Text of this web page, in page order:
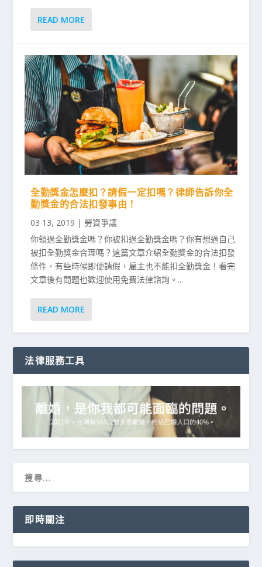
READ MORE
全勤獎金怎麼扣？請假一定扣嗎？律師告訴你全
勤獎金的合法扣發事由！
03 13, 2019 | 勞資爭議
你領過全勤獎金嗎？你被扣過全勤獎金嗎？你有想過自己
被扣全勤獎金合理嗎？這篇文章介紹全勤獎金的合法扣發
條件，有些時候即便請假，雇主也不能扣全勤獎金！看完
文章後有問題也歡迎使用免費法律諮詢。...
READ MORE
法律服務工具
即時關注